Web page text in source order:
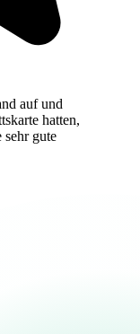
auf und
hatten,
sehr gute